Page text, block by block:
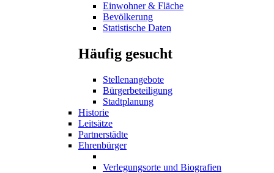
Einwohner & Fläche
Bevölkerung
Statistische Daten
Häufig gesucht
Stellenangebote
Bürgerbeteiligung
Stadtplanung
Historie
Leitsätze
Partnerstädte
Ehrenbürger
Verlegungsorte und Biografien